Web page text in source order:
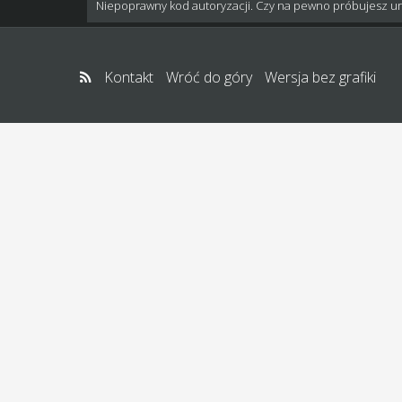
Niepoprawny kod autoryzacji. Czy na pewno próbujesz
Kontakt Wróć do góry Wersja bez grafiki